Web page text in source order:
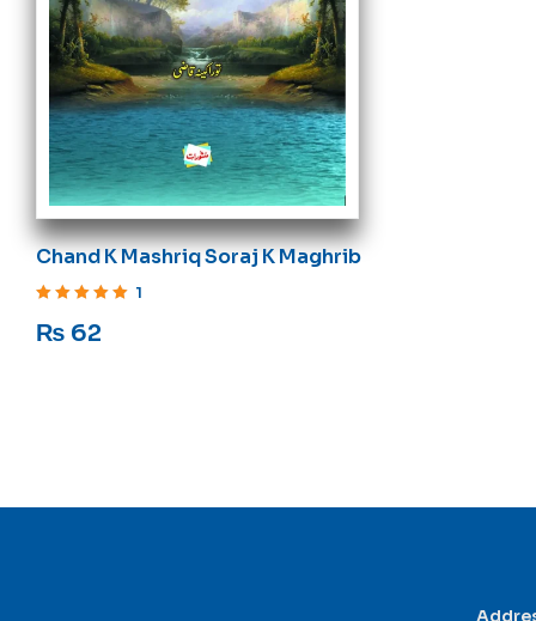
Chand K Mashriq Soraj K Maghrib
1
₨ 62